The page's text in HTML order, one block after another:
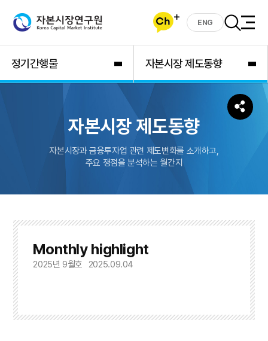
ENG
정기간행물 자본시장 제도동향
자본시장 제도동향
자본시장과 금융투자업 관련 제도변화를 소개하고,
주요 쟁점을 분석하는 월간지
Monthly highlight
2025년 9월호 2025.09.04